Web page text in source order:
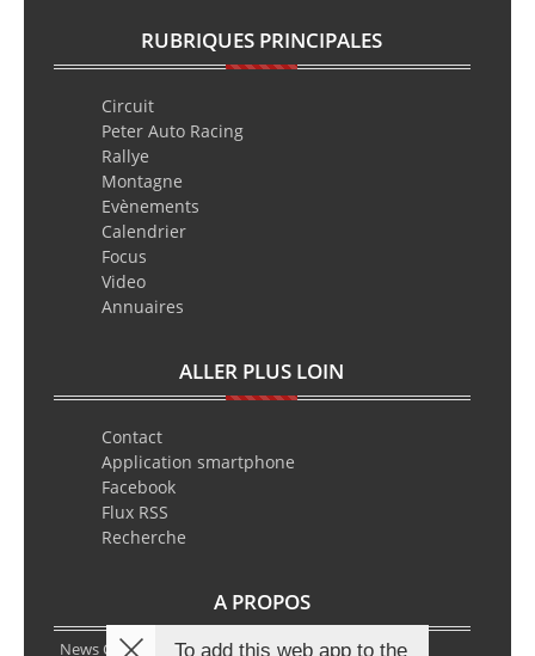
RUBRIQUES PRINCIPALES
Circuit
Peter Auto Racing
Rallye
Montagne
Evènements
Calendrier
Focus
Video
Annuaires
ALLER PLUS LOIN
Contact
Application smartphone
Facebook
Flux RSS
Recherche
A PROPOS
News Classic Racing est le portail de l’actualité du
To add this web app to the